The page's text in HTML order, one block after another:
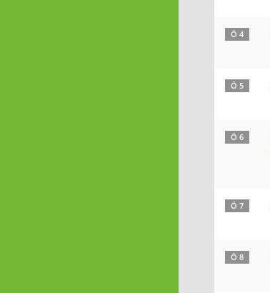
Ö 4
Ö 5
Ö 6
Ö 7
Ö 8